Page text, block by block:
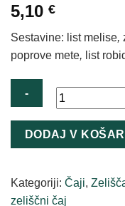
5,10 €
Sestavine: list melise,
poprove mete, list
Ekološki
za
prijatelje
DODAJ V
Kategoriji: Čaji,
zeliščni čaj